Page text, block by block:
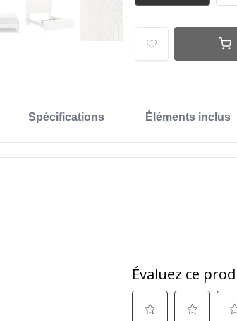
Spécifications Éléments inclus